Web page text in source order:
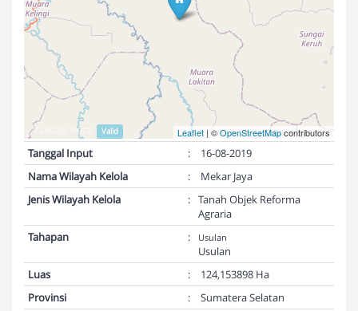
Leaflet | ©OpenStreetMapcontributors
Validasi Peta: Valid
Tanggal Input :
16-08-2019
Nama Wilayah Kelola
:
Mekar Jaya
Jenis Wilayah Kelola
: Tanah Objek Reforma
Agraria
Tahapan
: Usulan
Usulan
Luas
:
124,153898 Ha
Provinsi
:
Sumatera Selatan